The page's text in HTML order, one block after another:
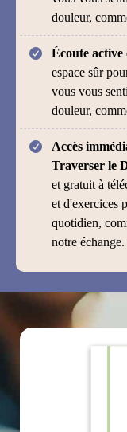
douleur,
Écoute active
espace sûr
vous vous
douleur,
Accès
Traverser le
et gratuit à
et d'exercices
quotidien,
notre échange.